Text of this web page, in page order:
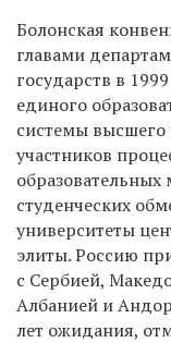
Болонская
главами
государств в
единого
системы
участников
студенческих
университеты
элиты. Россию
с Сербией,
Албанией и
лет ожидания,